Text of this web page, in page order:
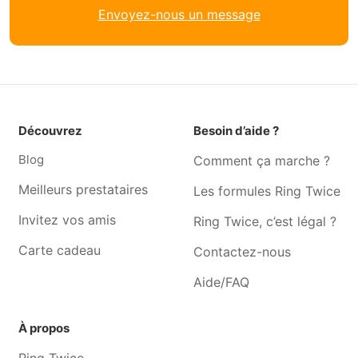
Louvain-la-neuve
Réparation smartphone
Réparation smartphone
Réparation smartphone
Mont-saint-guibert
Réparation smartphone
Corroy-le-grand
Chaumont-gistoux
Hulpe
Réparation smartphone
Bousval
Réparation smartphone
Grez-doiceau
Watermael-boitsfort
Incourt
Envoyez-nous un message
Découvrez
Blog
Meilleurs prestataires
Invitez vos amis
Carte cadeau
Besoin d’aide ?
Comment ça marche ?
Les formules Ring Twice
Ring Twice, c’est légal ?
Contactez-nous
Aide/FAQ
À propos